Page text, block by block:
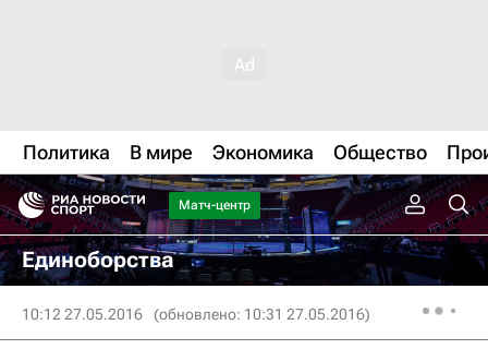
Политика В мире Экономика Общество
Матч-центр
Единоборства
10:12 27.05.2016 (обновлено: 10:31 27.05.2016)